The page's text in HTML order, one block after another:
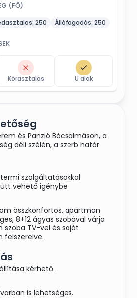
(FŐ)
250 Állófogadás: 250
Körasztalos U alak
és Panzió Bácsalmáson, a
déli szélén, a szerb határ
szolgáltatásokkal
vehető igénybe.
összkonfortos, apartman
8+12 ágyas szobával várja
szoba TV-vel és saját
felszerelve.
kérhető.
is lehetséges.